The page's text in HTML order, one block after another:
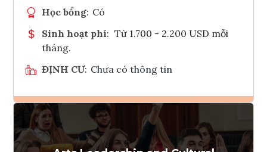
Học bổng: Có
Sinh hoạt phí: Từ 1.700 - 2.200 USD mỗi
tháng.
ĐỊNH CƯ: Chưa có thông tin
Ghi danh